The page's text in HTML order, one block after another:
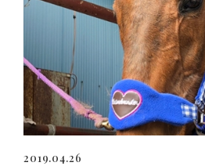
2019.04.26